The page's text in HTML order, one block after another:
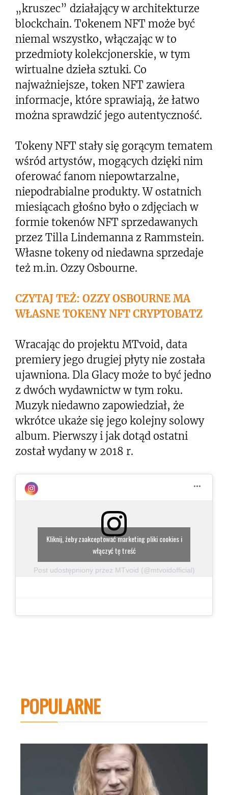
„kruszec” działający w architekturze
blockchain. Tokenem NFT może być
niemal wszystko, włączając w to
przedmioty kolekcjonerskie, w tym
wirtualne dzieła sztuki. Co
najważniejsze, token NFT zawiera
informacje, które sprawiają, że łatwo
można sprawdzić jego autentyczność.
Tokeny NFT stały się gorącym tematem
wśród artystów, mogących dzięki nim
oferować fanom niepowtarzalne,
niepodrabialne produkty. W ostatnich
miesiącach głośno było o zdjęciach w
formie tokenów NFT sprzedawanych
przez Tilla Lindemanna z Rammstein.
Własne tokeny od niedawna sprzedaje
też m.in. Ozzy Osbourne.
CZYTAJ TEŻ: OZZY OSBOURNE MA
WŁASNE TOKENY NFT CRYPTOBATZ
Wracając do projektu MTvoid, data
premiery jego drugiej płyty nie została
ujawniona. Dla Glacy może to być jedno
z dwóch wydawnictw w tym roku.
Muzyk niedawno zapowiedział, że
wkrótce ukaże się jego kolejny solowy
album. Pierwszy i jak dotąd ostatni
został wydany w 2018 r.
Post udostępniony przez MTvoid (@mtvoidofficial)
Kliknij, żeby zaakceptować marketing pliki cookies i
włączyć tę treść
POPULARNE